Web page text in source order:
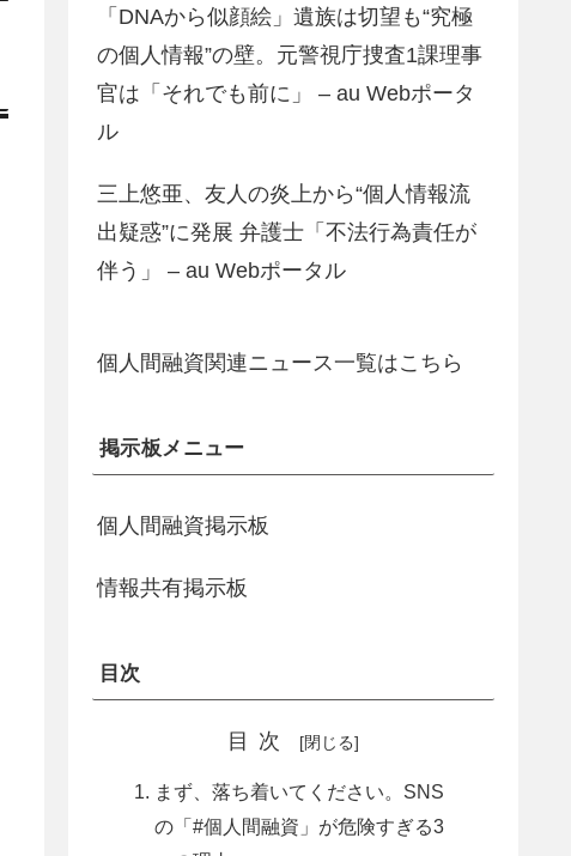
「DNAから似顔絵」遺族は切望も“究極
の個人情報”の壁。元警視庁捜査1課理事
官は「それでも前に」 – au Webポータ
ル
三上悠亜、友人の炎上から“個人情報流
出疑惑”に発展 弁護士「不法行為責任が
伴う」 – au Webポータル
個人間融資関連ニュース一覧はこちら
掲示板メニュー
個人間融資掲示板
情報共有掲示板
目次
目次
まず、落ち着いてください。SNS
の「#個人間融資」が危険すぎる3